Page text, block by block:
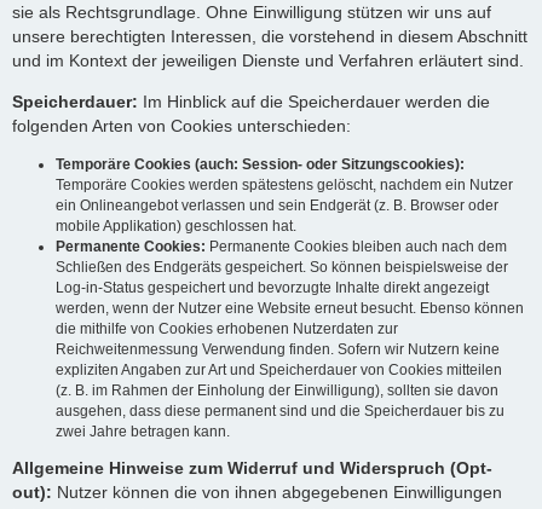
sie als Rechtsgrundlage. Ohne Einwilligung stützen wir uns auf
unsere berechtigten Interessen, die vorstehend in diesem Abschnitt
und im Kontext der jeweiligen Dienste und Verfahren erläutert sind.
Speicherdauer: Im Hinblick auf die Speicherdauer werden die
folgenden Arten von Cookies unterschieden:
Temporäre Cookies (auch: Session- oder Sitzungscookies):
Temporäre Cookies werden spätestens gelöscht, nachdem ein Nutzer
ein Onlineangebot verlassen und sein Endgerät (z. B. Browser oder
mobile Applikation) geschlossen hat.
Permanente Cookies: Permanente Cookies bleiben auch nach dem
Schließen des Endgeräts gespeichert. So können beispielsweise der
Log-in-Status gespeichert und bevorzugte Inhalte direkt angezeigt
werden, wenn der Nutzer eine Website erneut besucht. Ebenso können
die mithilfe von Cookies erhobenen Nutzerdaten zur
Reichweitenmessung Verwendung finden. Sofern wir Nutzern keine
expliziten Angaben zur Art und Speicherdauer von Cookies mitteilen
(z. B. im Rahmen der Einholung der Einwilligung), sollten sie davon
ausgehen, dass diese permanent sind und die Speicherdauer bis zu
zwei Jahre betragen kann.
Allgemeine Hinweise zum Widerruf und Widerspruch (Opt-
out): Nutzer können die von ihnen abgegebenen Einwilligungen